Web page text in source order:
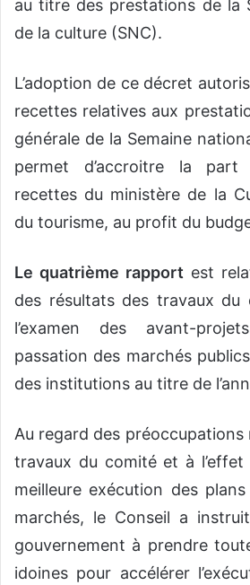
au titre des prestations de la
de la culture (SNC).
L’adoption de ce décret
recettes relatives aux
générale de la Semaine
permet d’accroitre la part
recettes du ministère de la
du tourisme, au profit du
Le quatrième rapport est
des résultats des travaux du
l’examen des avant-
passation des marchés
des institutions au titre de
Au regard des préoccupations
travaux du comité et à
meilleure exécution des
marchés, le Conseil a
gouvernement à prendre
idoines pour accélérer